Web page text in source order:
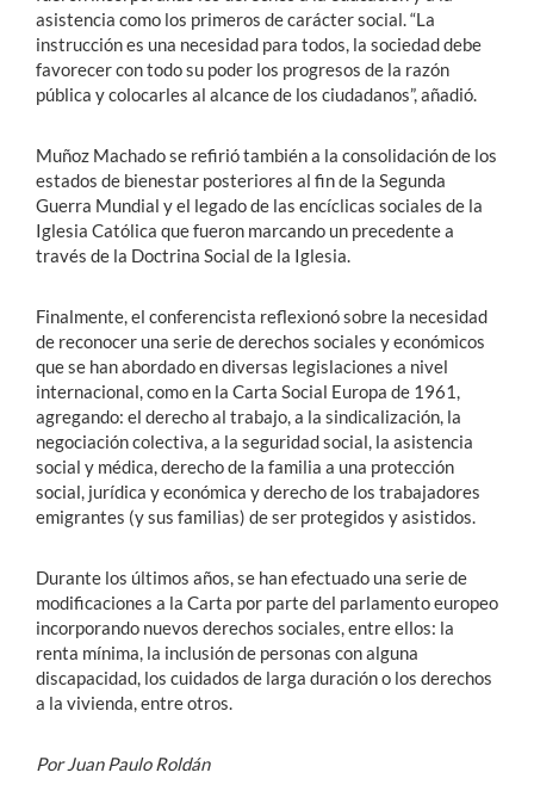
asistencia como los primeros de carácter social. “La
instrucción es una necesidad para todos, la sociedad debe
favorecer con todo su poder los progresos de la razón
pública y colocarles al alcance de los ciudadanos”, añadió.
Muñoz Machado se refirió también a la consolidación de los
estados de bienestar posteriores al fin de la Segunda
Guerra Mundial y el legado de las encíclicas sociales de la
Iglesia Católica que fueron marcando un precedente a
través de la Doctrina Social de la Iglesia.
Finalmente, el conferencista reflexionó sobre la necesidad
de reconocer una serie de derechos sociales y económicos
que se han abordado en diversas legislaciones a nivel
internacional, como en la Carta Social Europa de 1961,
agregando: el derecho al trabajo, a la sindicalización, la
negociación colectiva, a la seguridad social, la asistencia
social y médica, derecho de la familia a una protección
social, jurídica y económica y derecho de los trabajadores
emigrantes (y sus familias) de ser protegidos y asistidos.
Durante los últimos años, se han efectuado una serie de
modificaciones a la Carta por parte del parlamento europeo
incorporando nuevos derechos sociales, entre ellos: la
renta mínima, la inclusión de personas con alguna
discapacidad, los cuidados de larga duración o los derechos
a la vivienda, entre otros.
Por Juan Paulo Roldán